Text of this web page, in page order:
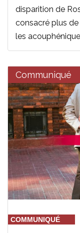
disparition de
consacré plus
les
Communiqué
COMMUNIQUÉ